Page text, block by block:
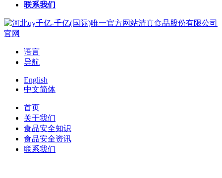
联系我们
语言
导航
English
中文简体
首页
关于我们
食品安全知识
食品安全资讯
联系我们